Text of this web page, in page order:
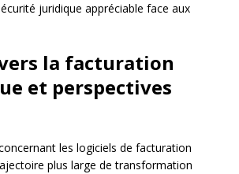
juridique appréciable face aux
la facturation
et perspectives
les logiciels de facturation
plus large de transformation